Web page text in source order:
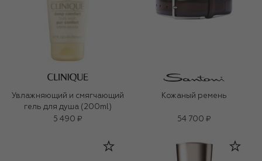
Увлажняющий и смягчающий
гель для душа (200ml)
5 490 ₽
Кожаный ремень
54 700 ₽